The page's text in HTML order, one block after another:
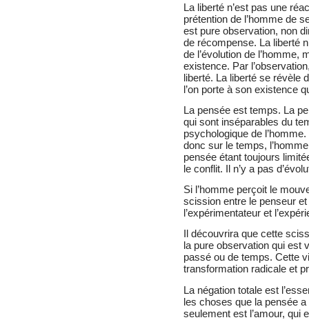
La liberté n’est pas une
prétention de l’homme de
est pure observation, non
de récompense. La liberté
de l’évolution de l’homme,
existence. Par
liberté. La liberté se révèle
l’on porte à son existence
La pensée est temps. La
qui sont inséparables du
psychologique de
donc sur le temps,
pensée étant toujours
le conflit. Il n’y a pas
Si l’homme perçoit le
scission entre le penseur et
l’expérimentateur et
Il découvrira que cette
la pure observation qui est
passé ou de temps. Cette
transformation radicale et
La négation totale est
les choses que la pensée
seulement est l’amour, qui